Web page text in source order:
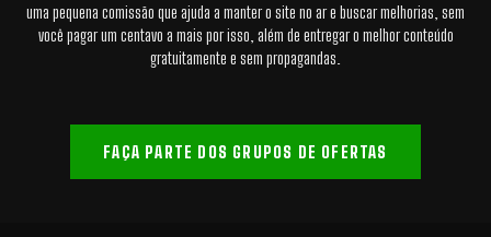
uma pequena comissão que ajuda a manter o site no ar e buscar melhorias, sem
você pagar um centavo a mais por isso, além de entregar o melhor conteúdo
gratuitamente e sem propagandas.
FAÇA PARTE DOS GRUPOS DE OFERTAS